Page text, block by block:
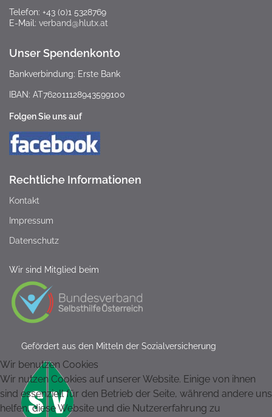
Telefon: +43 (0)1 5328769
E-Mail: verband@hlutx.at
Unser Spendenkonto
Bankverbindung: Erste Bank
IBAN: AT762011128943599100
Folgen Sie uns auf
Rechtliche Informationen
Kontakt
Impressum
Datenschutz
Wir sind Mitglied beim
Gefördert aus den Mitteln der Sozialversicherung
Wir benutzen Cookies
Wir nutzen Cookies auf unserer Website. Einige von ihnen
sind essenziell für den Betrieb der Seite, während andere uns
helfen, diese Website und die Nutzererfahrung zu